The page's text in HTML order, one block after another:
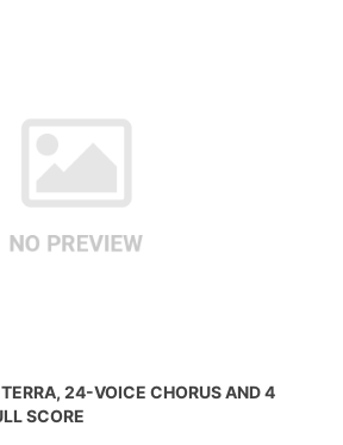
24-VOICE CHORUS AND 4
SCORE